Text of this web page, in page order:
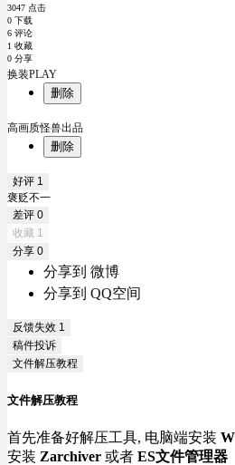
3047 点击
0 下载
6 评论
1 收藏
0 分享
换装PLAY
删除
高画质怪兽出品
删除
好评 1
褒贬不一
差评 0
收藏 1
分享 0
分享到 微博
分享到 QQ空间
反馈失效 1
稿件投诉
文件解压教程
文件解压教程
首先准备好解压工具, 电脑端安装
安装 Zarchiver 或者 ES文件管理器